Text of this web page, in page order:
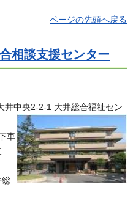
ページの先頭へ戻る
相談支援センター
中央2-2-1 大井総合福祉セン
車